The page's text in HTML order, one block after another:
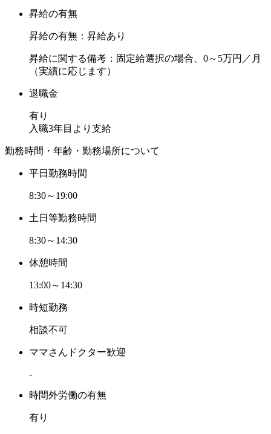
昇給の有無
昇給の有無：昇給あり
昇給に関する備考：固定給選択の場合、0～5万円／月
（実績に応じます）
退職金
有り
入職3年目より支給
勤務時間・年齢・勤務場所について
平日勤務時間
8:30～19:00
土日等勤務時間
8:30～14:30
休憩時間
13:00～14:30
時短勤務
相談不可
ママさんドクター歓迎
-
時間外労働の有無
有り